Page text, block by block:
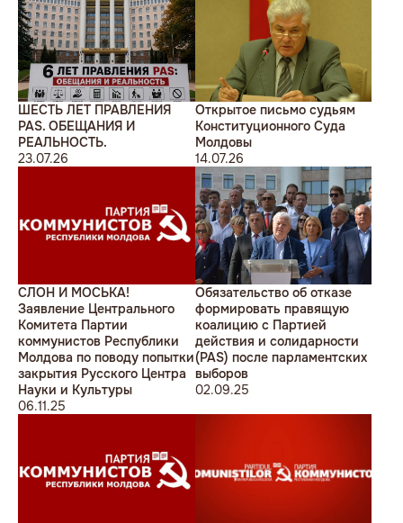
ШЕСТЬ ЛЕТ ПРАВЛЕНИЯ
PAS. ОБЕЩАНИЯ И
РЕАЛЬНОСТЬ.
23.07.26
Открытое письмо судьям
Конституционного Суда
Молдовы
14.07.26
СЛОН И МОСЬКА!
Заявление Центрального
Комитета Партии
коммунистов Республики
Молдова по поводу попытки
закрытия Русского Центра
Науки и Культуры
06.11.25
Обязательство об отказе
формировать правящую
коалицию с Партией
действия и солидарности
(PAS) после парламентских
выборов
02.09.25